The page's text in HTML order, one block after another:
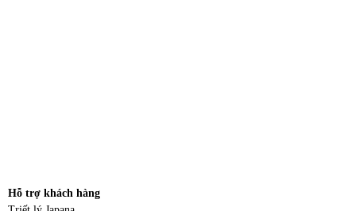
Hỗ trợ khách hàng